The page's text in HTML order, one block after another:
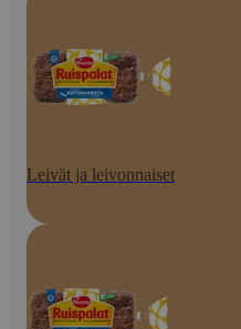
Leivät ja leivonnaiset